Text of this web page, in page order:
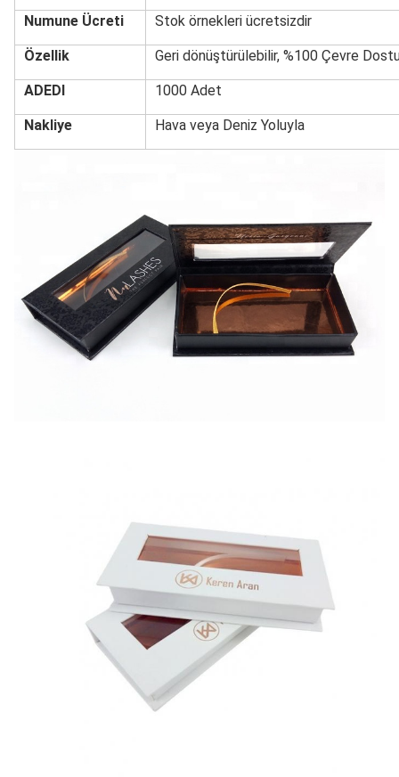
Numune Ücreti Stok örnekleri ücretsizdir
Özellik Geri dönüştürülebilir, %100 Çevre
ADEDI 1000 Adet
Nakliye Hava veya Deniz Yoluyla